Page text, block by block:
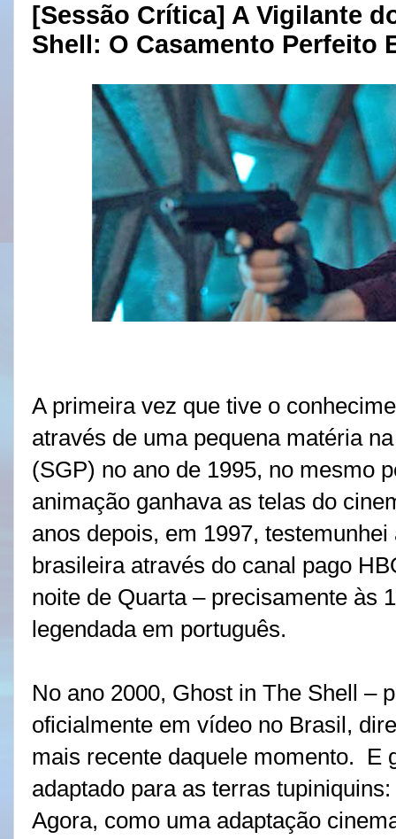
[Sessão Crítica] A Vigilante
Shell: O Casamento Perfeito
A primeira vez que tive o
através de uma pequena matéria
(SGP) no ano de 1995, no mesmo
animação ganhava as telas do
anos depois, em 1997,
brasileira através do canal pago
noite de Quarta – precisamente às
legendada em português.
No ano 2000, Ghost in The Shell –
oficialmente em vídeo no Brasil,
mais recente daquele momento. E
adaptado para as terras
Agora, como uma adaptação